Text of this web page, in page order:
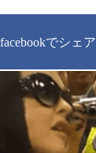
でシェア